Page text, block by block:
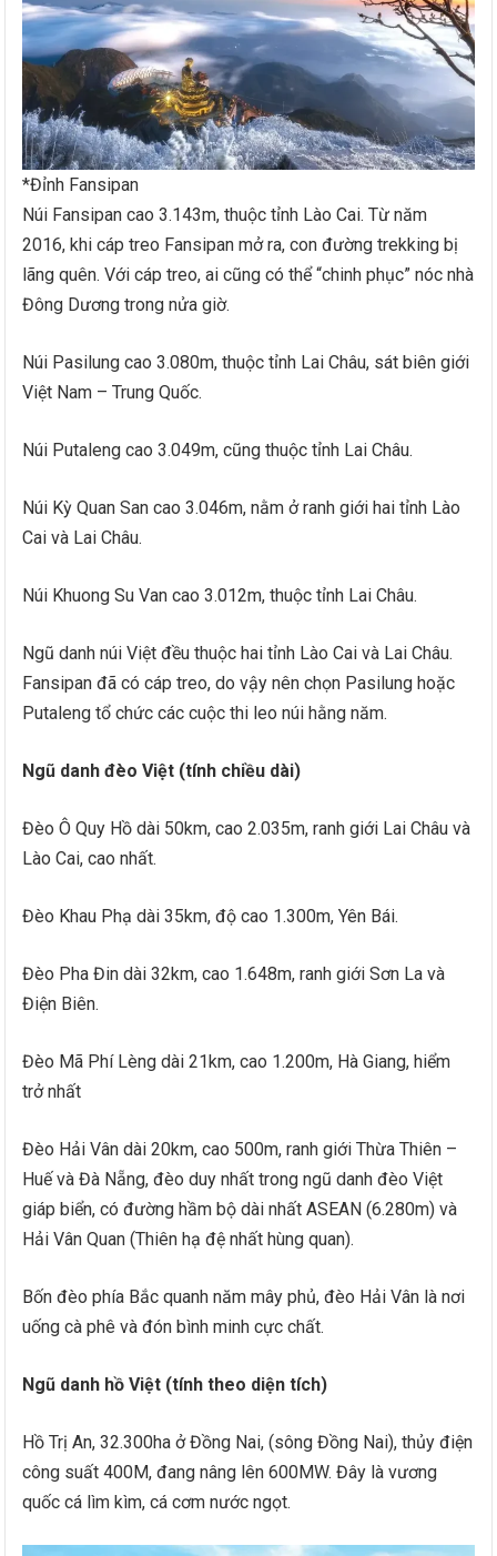
*Đỉnh Fansipan
Núi Fansipan cao 3.143m, thuộc tỉnh Lào Cai. Từ năm
2016, khi cáp treo Fansipan mở ra, con đường trekking bị
lãng quên. Với cáp treo, ai cũng có thể “chinh phục” nóc nhà
Đông Dương trong nửa giờ.
Núi Pasilung cao 3.080m, thuộc tỉnh Lai Châu, sát biên giới
Việt Nam – Trung Quốc.
Núi Putaleng cao 3.049m, cũng thuộc tỉnh Lai Châu.
Núi Kỳ Quan San cao 3.046m, nằm ở ranh giới hai tỉnh Lào
Cai và Lai Châu.
Núi Khuong Su Van cao 3.012m, thuộc tỉnh Lai Châu.
Ngũ danh núi Việt đều thuộc hai tỉnh Lào Cai và Lai Châu.
Fansipan đã có cáp treo, do vậy nên chọn Pasilung hoặc
Putaleng tổ chức các cuộc thi leo núi hằng năm.
Ngũ danh đèo Việt (tính chiều dài)
Đèo Ô Quy Hồ dài 50km, cao 2.035m, ranh giới Lai Châu và
Lào Cai, cao nhất.
Đèo Khau Phạ dài 35km, độ cao 1.300m, Yên Bái.
Đèo Pha Đin dài 32km, cao 1.648m, ranh giới Sơn La và
Điện Biên.
Đèo Mã Phí Lèng dài 21km, cao 1.200m, Hà Giang, hiểm
trở nhất
Đèo Hải Vân dài 20km, cao 500m, ranh giới Thừa Thiên –
Huế và Đà Nẵng, đèo duy nhất trong ngũ danh đèo Việt
giáp biển, có đường hầm bộ dài nhất ASEAN (6.280m) và
Hải Vân Quan (Thiên hạ đệ nhất hùng quan).
Bốn đèo phía Bắc quanh năm mây phủ, đèo Hải Vân là nơi
uống cà phê và đón bình minh cực chất.
Ngũ danh hồ Việt (tính theo diện tích)
Hồ Trị An, 32.300ha ở Đồng Nai, (sông Đồng Nai), thủy điện
công suất 400M, đang nâng lên 600MW. Đây là vương
quốc cá lìm kìm, cá cơm nước ngọt.